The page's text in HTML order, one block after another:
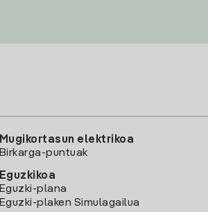
Mugikortasun elektrikoa
Birkarga-puntuak
Eguzkikoa
Eguzki-plana
Eguzki-plaken Simulagailua